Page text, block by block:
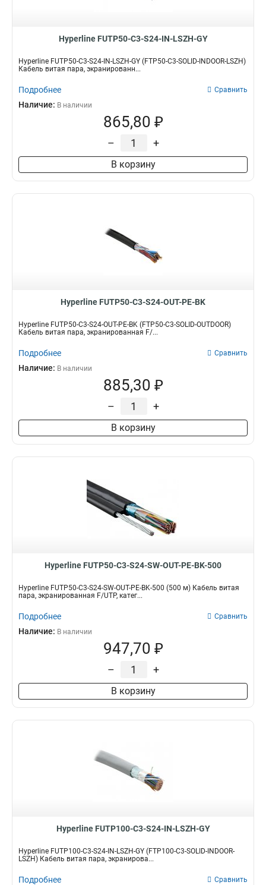
Hyperline FUTP50-C3-S24-IN-LSZH-GY
Hyperline FUTP50-C3-S24-IN-LSZH-GY (FTP50-C3-SOLID-INDOOR-LSZH)
Кабель витая пара, экранированн...
Подробнее Сравнить
Наличие: В наличии
865,80 ₽
– +
В корзину
Hyperline FUTP50-C3-S24-OUT-PE-BK
Hyperline FUTP50-C3-S24-OUT-PE-BK (FTP50-C3-SOLID-OUTDOOR)
Кабель витая пара, экранированная F/...
Подробнее Сравнить
Наличие: В наличии
885,30 ₽
– +
В корзину
Hyperline FUTP50-C3-S24-SW-OUT-PE-BK-500
Hyperline FUTP50-C3-S24-SW-OUT-PE-BK-500 (500 м) Кабель витая
пара, экранированная F/UTP, катег...
Подробнее Сравнить
Наличие: В наличии
947,70 ₽
– +
В корзину
Hyperline FUTP100-C3-S24-IN-LSZH-GY
Hyperline FUTP100-C3-S24-IN-LSZH-GY (FTP100-C3-SOLID-INDOOR-
LSZH) Кабель витая пара, экранирова...
Подробнее Сравнить